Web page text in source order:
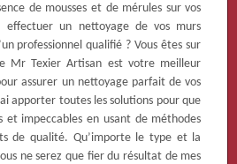
de mousses et de mérules sur vos
effectuer un nettoyage de vos murs
professionnel qualifié ? Vous êtes sur
Mr Texier Artisan est votre meilleur
assurer un nettoyage parfait de vos
apporter toutes les solutions pour que
et impeccables en usant de méthodes
de qualité. Qu’importe le type et la
ne serez que fier du résultat de mes